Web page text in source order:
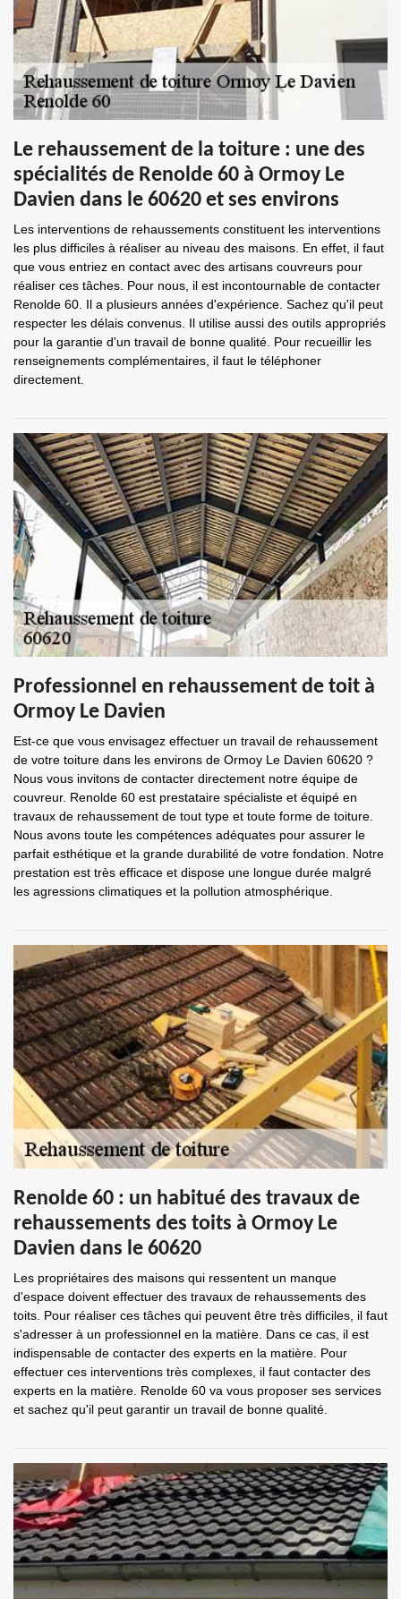
Le rehaussement de la toiture : une des
spécialités de Renolde 60 à Ormoy Le
Davien dans le 60620 et ses environs
Les interventions de rehaussements constituent les interventions
les plus difficiles à réaliser au niveau des maisons. En effet, il faut
que vous entriez en contact avec des artisans couvreurs pour
réaliser ces tâches. Pour nous, il est incontournable de contacter
Renolde 60. Il a plusieurs années d'expérience. Sachez qu'il peut
respecter les délais convenus. Il utilise aussi des outils appropriés
pour la garantie d'un travail de bonne qualité. Pour recueillir les
renseignements complémentaires, il faut le téléphoner
directement.
Professionnel en rehaussement de toit à
Ormoy Le Davien
Est-ce que vous envisagez effectuer un travail de rehaussement
de votre toiture dans les environs de Ormoy Le Davien 60620 ?
Nous vous invitons de contacter directement notre équipe de
couvreur. Renolde 60 est prestataire spécialiste et équipé en
travaux de rehaussement de tout type et toute forme de toiture.
Nous avons toute les compétences adéquates pour assurer le
parfait esthétique et la grande durabilité de votre fondation. Notre
prestation est très efficace et dispose une longue durée malgré
les agressions climatiques et la pollution atmosphérique.
Renolde 60 : un habitué des travaux de
rehaussements des toits à Ormoy Le
Davien dans le 60620
Les propriétaires des maisons qui ressentent un manque
d'espace doivent effectuer des travaux de rehaussements des
toits. Pour réaliser ces tâches qui peuvent être très difficiles, il faut
s'adresser à un professionnel en la matière. Dans ce cas, il est
indispensable de contacter des experts en la matière. Pour
effectuer ces interventions très complexes, il faut contacter des
experts en la matière. Renolde 60 va vous proposer ses services
et sachez qu'il peut garantir un travail de bonne qualité.